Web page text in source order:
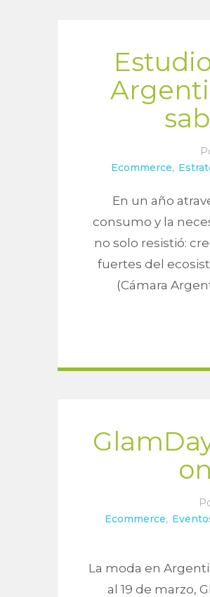
Ecommerce,
En un año
consumo y la
no solo resistió:
fuertes del
(Cámara
Ecommerce,
La moda en
al 19 de marzo,